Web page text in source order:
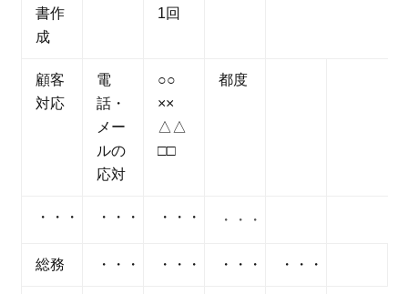
書作
成
1回
顧客
対応
電
話・
メー
ルの
応対
○○
××
△△
□□
都度
・・・ ・・・ ・・・ ・・・
総務 ・・・ ・・・ ・・・ ・・・